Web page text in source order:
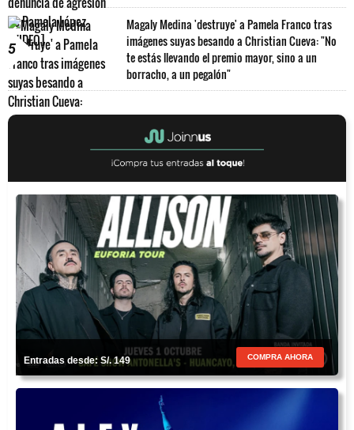
5
Magaly Medina 'destruye' a Pamela Franco tras
imágenes suyas besando a Christian Cueva: "No
te estás llevando el premio mayor, sino a un
borracho, a un pegalón"
Entradas desde: S/. 149 COMPRA AHORA